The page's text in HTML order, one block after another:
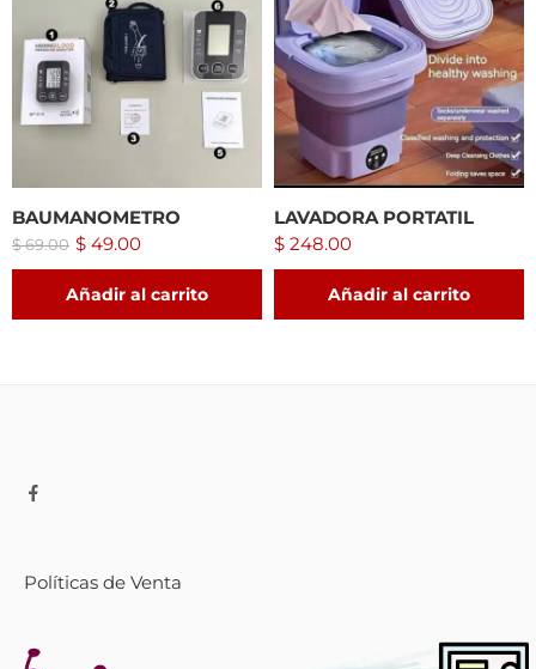
BAUMANOMETRO
$69.00 $ 49.00
Añadir al carrito
LAVADORA PORTATIL
$ 248.00
Añadir al carrito
Políticas de Venta